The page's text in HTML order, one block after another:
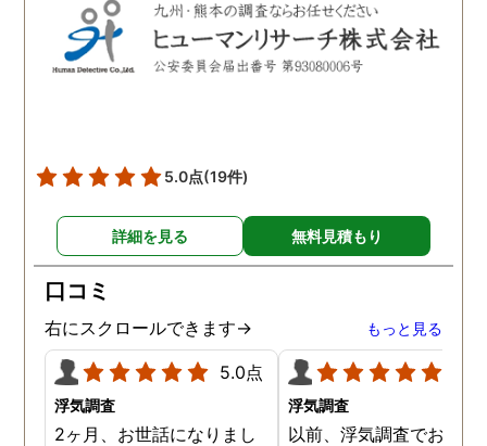
ますから。」と言う探偵か
らの言葉には本当に励まさ
れました。これからも弁護
5.0点(19件)
詳細を見る 無料見積もり
口コミ
右にスクロールできます→ もっと見る
5.0点
浮気調査
2ヶ月、お世話になりまし
浮気調査
以前、浮気調査でお世話